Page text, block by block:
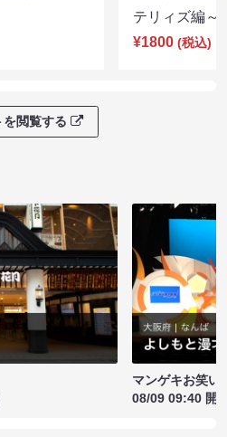
テリィズ編
¥1800 (税込)
を閲覧する
マンゲキお笑い
08/09 09:40 開